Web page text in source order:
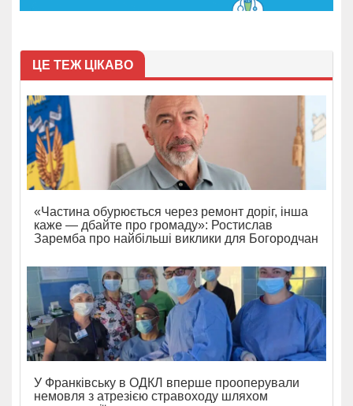
ЦЕ ТЕЖ ЦІКАВО
«Частина обурюється через ремонт доріг, інша
каже — дбайте про громаду»: Ростислав
Заремба про найбільші виклики для Богородчан
У Франківську в ОДКЛ вперше прооперували
немовля з атрезією стравоходу шляхом